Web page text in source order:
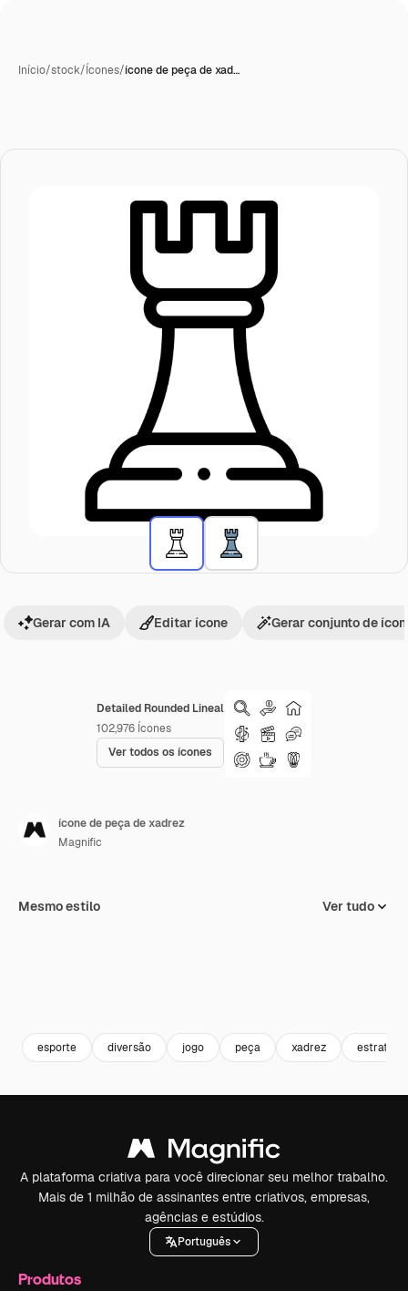
Início/stock/Ícones/ícone de peça de xad…
Detailed Rounded Lineal
102,976 Ícones
Ver todos os ícones
Gerar com IA Editar ícone Gerar conjunto de
ícone de peça de xadrez
Magnific
Mesmo estilo Ver tudo
esporte diversão jogo peça xadrez
A plataforma criativa para você direcionar seu melhor trabalho.
Mais de 1 milhão de assinantes entre criativos, empresas,
agências e estúdios.
Português
Produtos